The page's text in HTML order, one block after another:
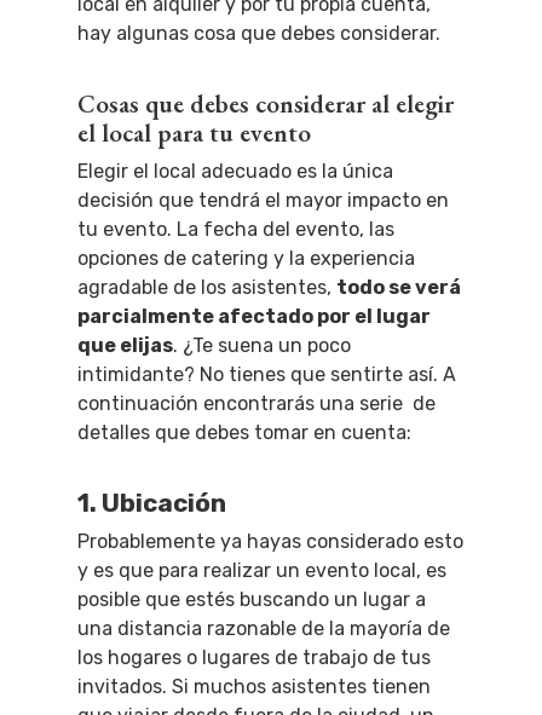
hay algunas cosa que debes considerar.
Cosas que debes considerar al elegir
el local para tu evento
Elegir el local adecuado es la única
decisión que tendrá el mayor impacto en
tu evento. La fecha del evento, las
opciones de catering y la experiencia
agradable de los asistentes, todo se verá
parcialmente afectado por el lugar
que elijas. ¿Te suena un poco
intimidante? No tienes que sentirte así. A
continuación encontrarás una serie de
detalles que debes tomar en cuenta:
1. Ubicación
Probablemente ya hayas considerado esto
y es que para realizar un evento local, es
posible que estés buscando un lugar a
una distancia razonable de la mayoría de
los hogares o lugares de trabajo de tus
invitados. Si muchos asistentes tienen